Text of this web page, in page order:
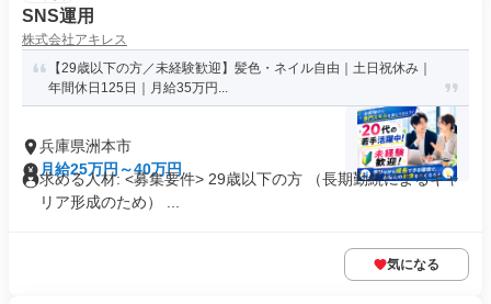
SNS運用
株式会社アキレス
【29歳以下の方／未経験歓迎】髪色・ネイル自由｜土日祝休み｜
年間休日125日｜月給35万円...
兵庫県洲本市
月給25万円～40万円
求める人材: <募集要件> 29歳以下の方 （長期勤続によるキャ
リア形成のため） ...
気になる